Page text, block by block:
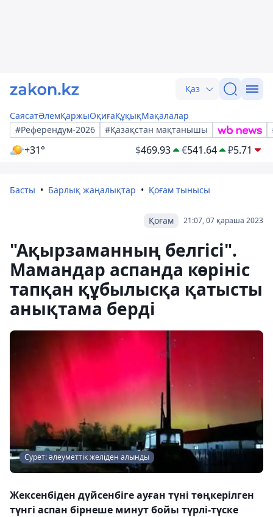
Қаз
СаясатӘлемҚаржыОқиғаҚұқықМақалалар
#Референдум-2026
#Қазақстан мақтанышы
+31° $469.93 €541.64 ₽5.71
Басты Барлық жаңалықтар Қоғам тынысы
21:07, 07 қараша 2023
Қоғам
"Ақырзаманның белгісі".
Мамандар аспанда көрініс
тапқан құбылысқа қатысты
анықтама берді
Сурет: әлеуметтік желіден алынды
Жексенбіден дүйсенбіге ауған түні төңкерілген
түнгі аспан бірнеше минут бойы түрлі-түске